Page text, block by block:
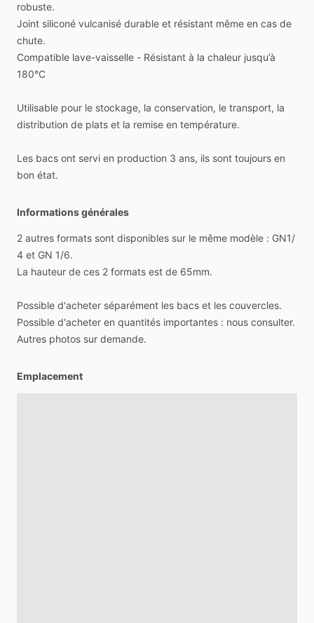
robuste.
Joint siliconé vulcanisé durable et résistant même en cas de
chute.
Compatible lave-vaisselle - Résistant à la chaleur jusqu’à
180°C
Utilisable pour le stockage, la conservation, le transport, la
distribution de plats et la remise en température.
Les bacs ont servi en production 3 ans, ils sont toujours en
bon état.
Informations générales
2 autres formats sont disponibles sur le même modèle : GN1​/​
4 et GN 1​/​6.
La hauteur de ces 2 formats est de 65mm.
Possible d'acheter séparément les bacs et les couvercles.
Possible d'acheter en quantités importantes : nous consulter.
Autres photos sur demande.
Emplacement